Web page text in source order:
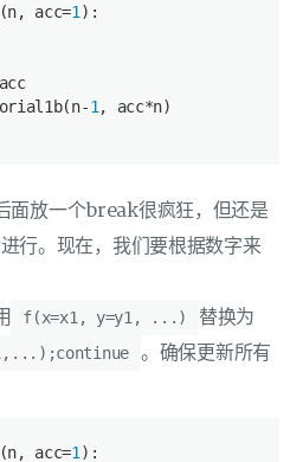
n, acc=1 ):
1 , acc*n)
放一个break很疯狂，但还是
行。现在，我们要根据数字来
f(x=x1, y=y1, ...) 替换为
。确保更新所有
n, acc=1 ):